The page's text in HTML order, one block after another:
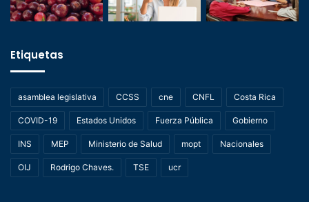
Etiquetas
asamblea legislativa CCSS cne CNFL Costa Rica
COVID-19 Estados Unidos Fuerza Pública Gobierno
INS MEP Ministerio de Salud mopt Nacionales
OIJ Rodrigo Chaves. TSE ucr